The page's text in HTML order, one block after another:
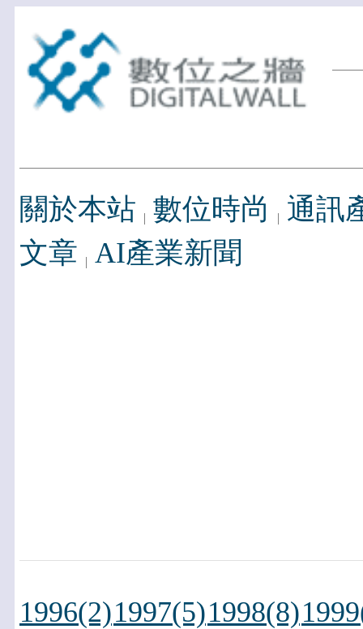
關於本站 數位時尚
通訊
文章 AI產業新聞
1996(2)1997(5)1998(8)